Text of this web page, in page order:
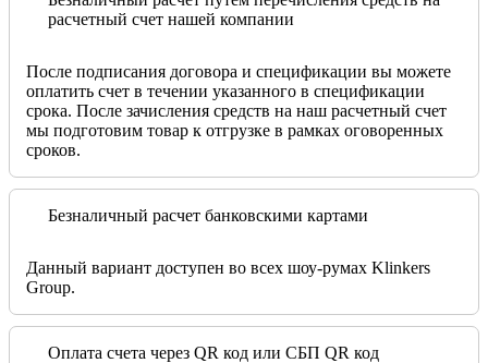
расчетный счет нашей компании
После подписания договора и спецификации вы можете
оплатить счет в течении указанного в спецификации
срока. После зачисления средств на наш расчетный счет
мы подготовим товар к отгрузке в рамках оговоренных
сроков.
Безналичный расчет банковскими картами
Данный вариант доступен во всех шоу-румах Klinkers
Group.
Оплата счета через QR код или СБП QR код